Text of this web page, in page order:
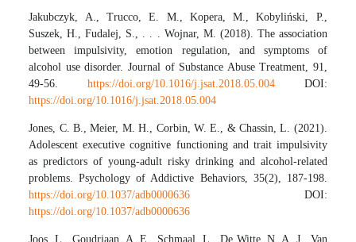
Jakubczyk, A., Trucco, E. M., Kopera, M., Kobyliński, P.,
Suszek, H., Fudalej, S., . . . Wojnar, M. (2018). The association
between impulsivity, emotion regulation, and symptoms of
alcohol use disorder. Journal of Substance Abuse Treatment, 91,
49-56. https://doi.org/10.1016/j.jsat.2018.05.004 DOI:
https://doi.org/10.1016/j.jsat.2018.05.004
Jones, C. B., Meier, M. H., Corbin, W. E., & Chassin, L. (2021).
Adolescent executive cognitive functioning and trait impulsivity
as predictors of young-adult risky drinking and alcohol-related
problems. Psychology of Addictive Behaviors, 35(2), 187-198.
https://doi.org/10.1037/adb0000636 DOI:
https://doi.org/10.1037/adb0000636
Joos, L., Goudriaan, A. E., Schmaal, L., De Witte, N. A. J., Van